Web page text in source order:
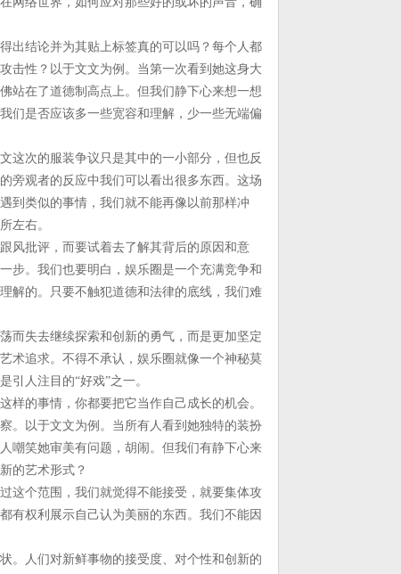
出结论并为其贴上标签真的可以吗？每个人都
击性？以于文文为例。当第一次看到她这身大
站在了道德制高点上。但我们静下心来想一想
们是否应该多一些宽容和理解，少一些无端偏
这次的服装争议只是其中的一小部分，但也反
旁观者的反应中我们可以看出很多东西。这场
到类似的事情，我们就不能再像以前那样冲
左右。
风批评，而要试着去了解其背后的原因和意
步。我们也要明白，娱乐圈是一个充满竞争和
解的。只要不触犯道德和法律的底线，我们难
而失去继续探索和创新的勇气，而是更加坚定
术追求。不得不承认，娱乐圈就像一个神秘莫
人注目的“好戏”之一。
样的事情，你都要把它当作自己成长的机会。
。以于文文为例。当所有人看到她独特的装扮
嘲笑她审美有问题，胡闹。但我们有静下心来
的艺术形式？
这个范围，我们就觉得不能接受，就要集体攻
有权利展示自己认为美丽的东西。我们不能因
。人们对新鲜事物的接受度、对个性和创新的